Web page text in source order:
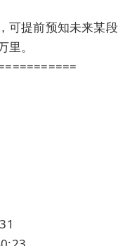
可提前预知未来某段
。